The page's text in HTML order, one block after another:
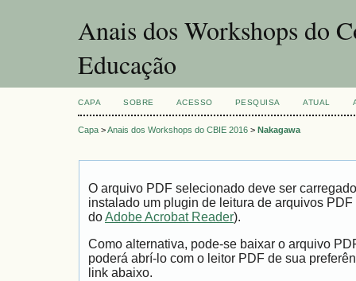
Anais dos Workshops do
Educação
CAPA SOBRE ACESSO PESQUISA ATUAL
Capa >Anais dos Workshops do CBIE 2016 > Nakagawa
O arquivo PDF selecionado deve ser
instalado um plugin de leitura de arquivos
doAdobe Acrobat Reader).
Como alternativa, pode-se baixar o arquivo
poderá abrí-lo com o leitor PDF de sua
link abaixo.